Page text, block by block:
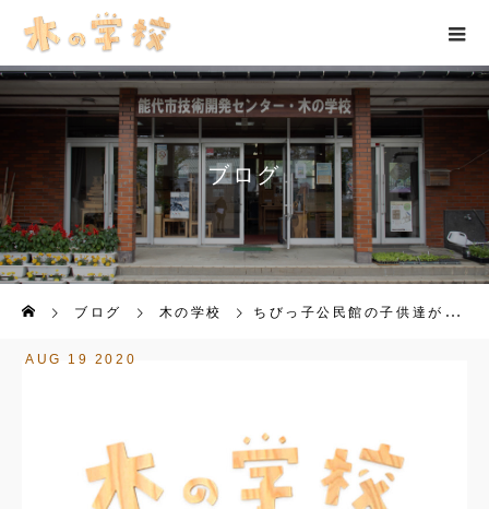
ブログ
ブログ 木の学校 ちびっ子公民館の子供達が木工体験にきました。
AUG 19 2020